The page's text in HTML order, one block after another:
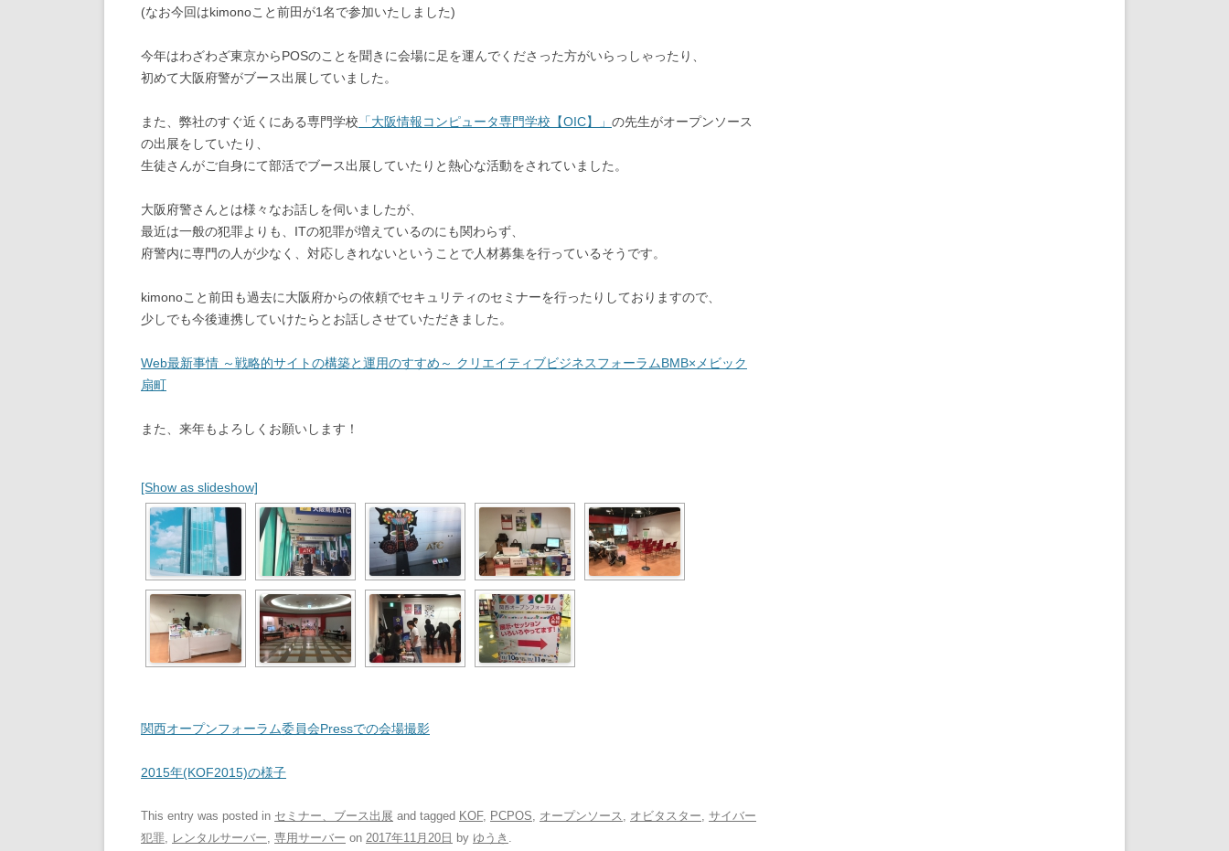
(なお今回はkimonoこと前田が1名で参加いたしました)
今年はわざわざ東京からPOSのことを聞きに会場に足を運んでくださった方がいらっしゃったり、
初めて大阪府警がブース出展していました。
また、弊社のすぐ近くにある専門学校 「大阪情報コンピュータ専門学校【OIC】」 の先生がオープンソース
の出展をしていたり、
生徒さんがご自身にて部活でブース出展していたりと熱心な活動をされていました。
大阪府警さんとは様々なお話しを伺いましたが、
最近は一般の犯罪よりも、ITの犯罪が増えているのにも関わらず、
府警内に専門の人が少なく、対応しきれないということで人材募集を行っているそうです。
kimonoこと前田も過去に大阪府からの依頼でセキュリティのセミナーを行ったりしておりますので、
少しでも今後連携していけたらとお話しさせていただきました。
Web最新事情 ～戦略的サイトの構築と運用のすすめ～ クリエイティブビジネスフォーラムBMB×メビック
扇町
また、来年もよろしくお願いします！
[Show as slideshow]
関西オープンフォーラム委員会Pressでの会場撮影
2015年(KOF2015)の様子
This entry was posted in セミナー、ブース出展 and tagged KOF, PCPOS, オープンソース , オビタスター, サイバー
犯罪, レンタルサーバー, 専用サーバー on 2017年11月20日 by ゆうき .